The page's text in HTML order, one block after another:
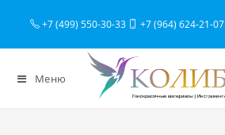
+7 (499) 550-30-33 +7 (964) 624-21-07
Меню